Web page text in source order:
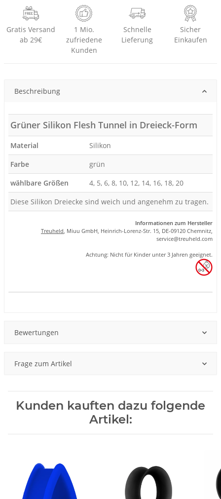
Gratis Versand
ab 29€
1 Mio.
zufriedene
Kunden
Schnelle
Lieferung
Sicher
Einkaufen
Beschreibung
Grüner Silikon Flesh Tunnel in Dreieck-Form
Material
Silikon
Farbe
grün
wählbare Größen
4, 5, 6, 8, 10, 12, 14, 16, 18, 20
Diese Silikon Dreiecke sind weich und angenehm zu tragen.
Informationen zum Hersteller
Treuheld, Miuu GmbH, Heinrich-Lorenz-Str. 15, DE-09120 Chemnitz,
service@treuheld.com
Achtung: Nicht für Kinder unter 3 Jahren geeignet.
Bewertungen
Frage zum Artikel
Kunden kauften dazu folgende
Artikel: